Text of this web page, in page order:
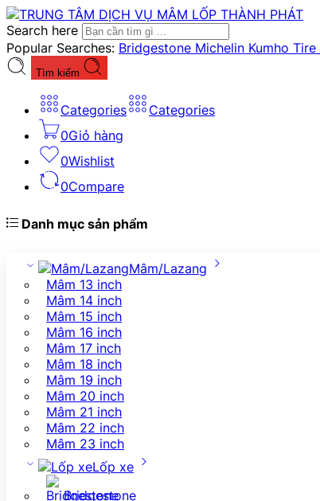
Search here
Popular Searches: Bridgestone Michelin Kumho Tire
Tìm kiếm
Categories
Categories
0Giỏ hàng
0Wishlist
0Compare
Danh mục sản phẩm
Mâm/Lazang
Mâm 13 inch
Mâm 14 inch
Mâm 15 inch
Mâm 16 inch
Mâm 17 inch
Mâm 18 inch
Mâm 19 inch
Mâm 20 inch
Mâm 21 inch
Mâm 22 inch
Mâm 23 inch
Lốp xe
Bridgestone